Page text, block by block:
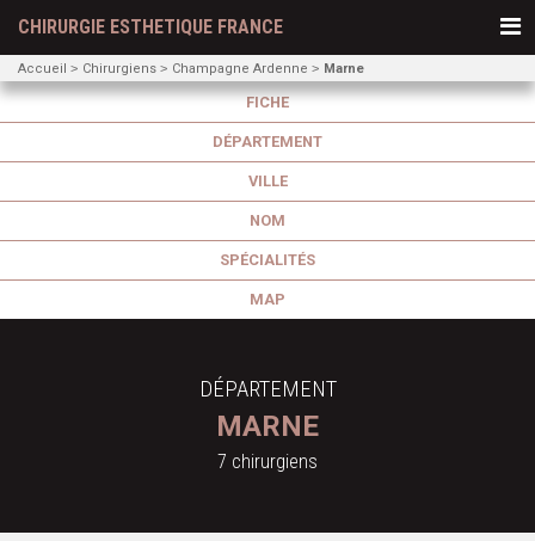
CHIRURGIE ESTHETIQUE FRANCE
Accueil Chirurgiens Champagne Ardenne Marne
FICHE
DÉPARTEMENT
VILLE
NOM
SPÉCIALITÉS
MAP
DÉPARTEMENT
MARNE
7 chirurgiens